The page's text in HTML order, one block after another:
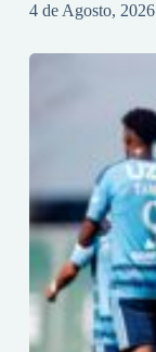
4 de Agosto, 2026